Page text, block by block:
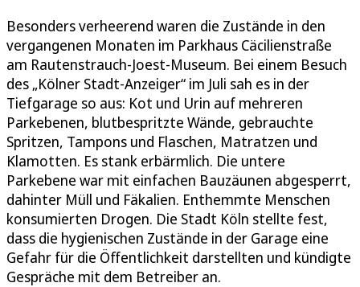
Besonders verheerend waren die Zustände in den
vergangenen Monaten im Parkhaus Cäcilienstraße
am Rautenstrauch-Joest-Museum. Bei einem Besuch
des „Kölner Stadt-Anzeiger“ im Juli sah es in der
Tiefgarage so aus: Kot und Urin auf mehreren
Parkebenen, blutbespritzte Wände, gebrauchte
Spritzen, Tampons und Flaschen, Matratzen und
Klamotten. Es stank erbärmlich. Die untere
Parkebene war mit einfachen Bauzäunen abgesperrt,
dahinter Müll und Fäkalien. Enthemmte Menschen
konsumierten Drogen. Die Stadt Köln stellte fest,
dass die hygienischen Zustände in der Garage eine
Gefahr für die Öffentlichkeit darstellten und kündigte
Gespräche mit dem Betreiber an.